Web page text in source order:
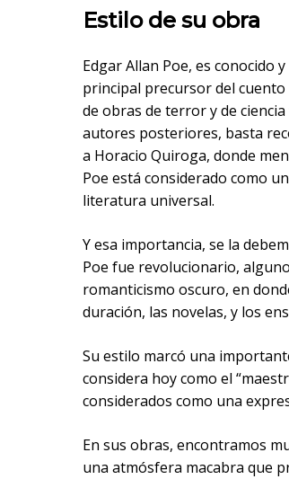
Estilo de su obra
Edgar Allan Poe, es conocido
principal precursor del
de obras de terror y de
autores posteriores, basta
a Horacio Quiroga, donde
Poe está considerado como
literatura universal.
Y esa importancia, se la
Poe fue revolucionario,
romanticismo oscuro, en
duración, las novelas, y los
Su estilo marcó una
considera hoy como el
considerados como una
En sus obras, encontramos
una atmósfera macabra que